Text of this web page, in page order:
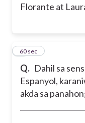
Florante at
Q. Dahil sa
Espanyol,
akda sa
260 sec